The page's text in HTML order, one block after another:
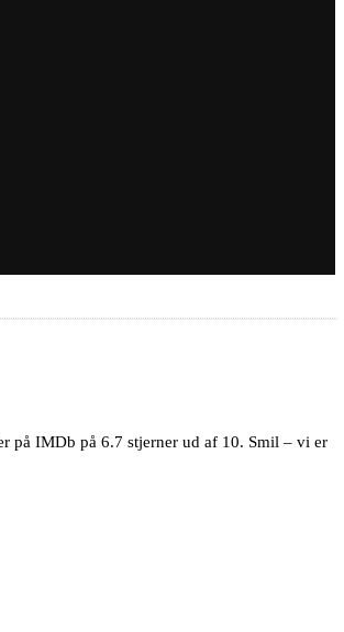
på IMDb på 6.7 stjerner ud af 10. Smil – vi er